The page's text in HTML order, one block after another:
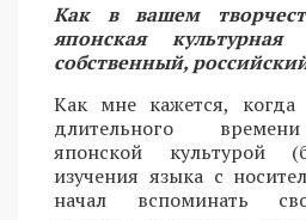
Как в вашем
японская
собственный,
Как мне кажется,
длительного
японской
изучения языка с
начал вспоминать